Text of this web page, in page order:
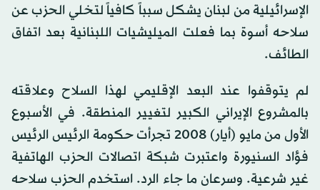
الإسرائيلية من لبنان يشكل سبباً كافياً لتخلي الحزب عن
سلاحه أسوة بما فعلت الميليشيات اللبنانية بعد اتفاق
الطائف.
لم يتوقفوا عند البعد الإقليمي لهذا السلاح وعلاقته
بالمشروع الإيراني الكبير لتغيير المنطقة. في الأسبوع
الأول من مايو (أيار) 2008 تجرأت حكومة الرئيس الرئيس
فؤاد السنيورة واعتبرت شبكة اتصالات الحزب الهاتفية
غير شرعية. وسرعان ما جاء الرد. استخدم الحزب سلاحه